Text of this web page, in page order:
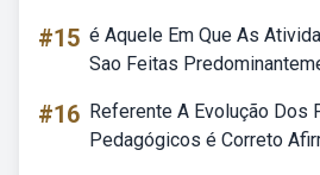
#15 é Aquele Em Que As
Sao Feitas
#16 Referente A Evolução Dos
Pedagógicos é Correto